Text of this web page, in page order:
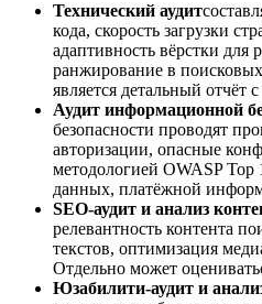
Технический аудит
кода, скорость загрузки
адаптивность вёрстки
ранжирование в
является детальный
Аудит информационной
безопасности проводят
авторизации, опасные
методологией OWASP Top
данных, платёжной
SEO-аудит и анализ
релевантность контента
текстов, оптимизация
Отдельно может
Юзабилити-аудит и